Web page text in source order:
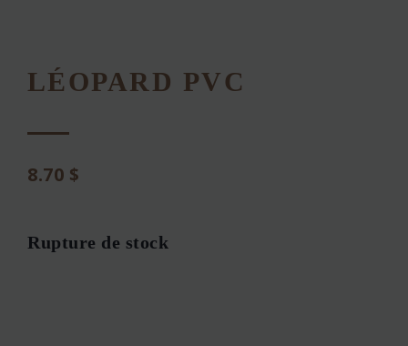
LÉOPARD PVC
8.70 $
Rupture de stock